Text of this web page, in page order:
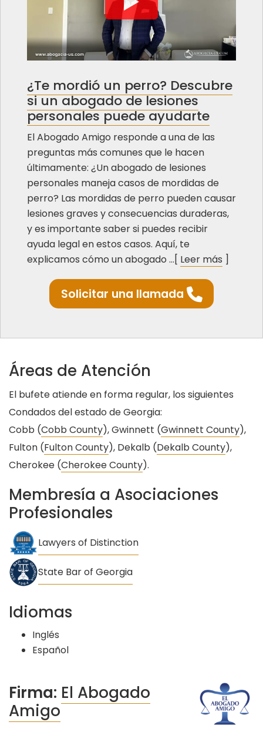
¿Te mordió un perro? Descubre
si un abogado de lesiones
personales puede ayudarte
El Abogado Amigo responde a una de las
preguntas más comunes que le hacen
últimamente: ¿Un abogado de lesiones
personales maneja casos de mordidas de
perro? Las mordidas de perro pueden causar
lesiones graves y consecuencias duraderas,
y es importante saber si puedes recibir
ayuda legal en estos casos. Aquí, te
explicamos cómo un abogado ...[ Leer más ]
Solicitar una llamada
Áreas de Atención
El bufete atiende en forma regular, los siguientes
Condados del estado de Georgia:
Cobb (Cobb County), Gwinnett (Gwinnett County),
Fulton (Fulton County), Dekalb (Dekalb County),
Cherokee (Cherokee County).
Membresía a Asociaciones
Profesionales
Lawyers of Distinction
State Bar of Georgia
Idiomas
Inglés
Español
Firma: El Abogado
Amigo